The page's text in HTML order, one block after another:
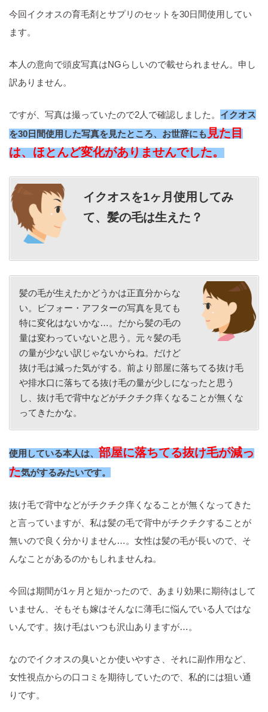
今回イクオスの育毛剤とサプリのセットを30日間使用してい
ます。
本人の意向で頭皮写真はNGらしいので載せられません。申し
訳ありません。
ですが、写真は撮っていたので2人で確認しました。 イクオス
を30日間使用した写真を見たところ、お世辞にも見た目
は、ほとんど変化がありませんでした。
イクオスを1ヶ月使用してみ
て、髪の毛は生えた？
髪の毛が生えたかどうかは正直分からな
い。ビフォー・アフターの写真を見ても
特に変化はないかな…。だから髪の毛の
量は変わっていないと思う。元々髪の毛
の量が少ない訳じゃないからね。だけど
抜け毛は減った気がする。前より部屋に落ちてる抜け毛
や排水口に落ちてる抜け毛の量が少しになったと思う
し、抜け毛で背中などがチクチク痒くなることが無くな
ってきたかな。
使用している本人は、 部屋に落ちてる抜け毛が減っ
た気がするみたいです。
抜け毛で背中などがチクチク痒くなることが無くなってきた
と言っていますが、私は髪の毛で背中がチクチクすることが
無いので良く分かりません…。女性は髪の毛が長いので、そ
んなことがあるのかもしれませんね。
今回は期間が1ヶ月と短かったので、あまり効果に期待はして
いません、そもそも嫁はそんなに薄毛に悩んでいる人ではな
いんです。抜け毛はいつも沢山ありますが…。
なのでイクオスの臭いとか使いやすさ、それに副作用など、
女性視点からの口コミを期待していたので、私的には狙い通
りです。